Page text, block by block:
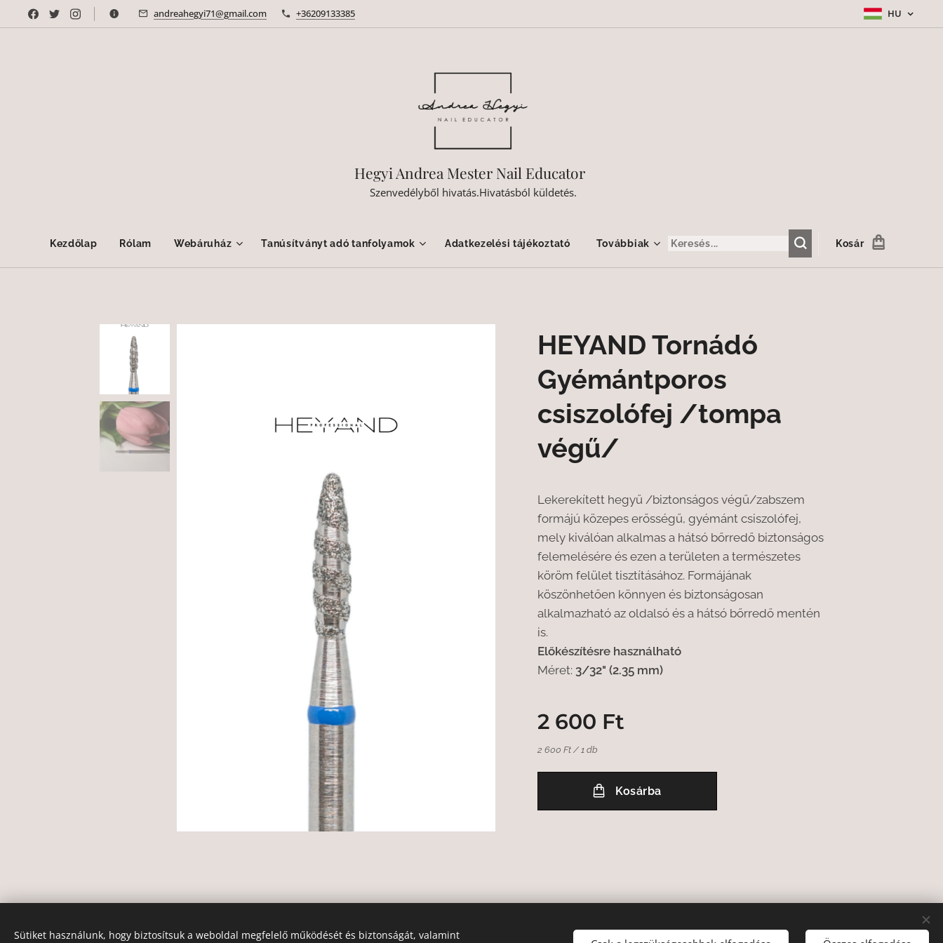
andreahegyi71@gmail.com +36209133385 HU
Hegyi Andrea Mester Nail Educator
Szenvedélyből hivatás.Hivatásból küldetés.
Kezdőlap Rólam Webáruház Tanúsítványt adó tanfolyamok Adatkezelési tájékoztató Továbbiak Kosár
HEYAND Tornádó
Gyémántporos
csiszolófej /tompa
végű/
Lekerekített hegyű /biztonságos végű/zabszem
formájú közepes erősségű, gyémánt csiszolófej,
mely kiválóan alkalmas a hátsó bőrredő biztonságos
felemelésére és ezen a területen a természetes
köröm felület tisztításához. Formájának
köszönhetően könnyen és biztonságosan
alkalmazható az oldalsó és a hátsó bőrredő mentén
is.
Előkészítésre használható
Méret: 3/32" (2.35 mm)
2 600 Ft
2 600 Ft / 1 db
Kosárba
© 2020Andrea Hegyi Master Educator.Minden jog fenntartva. Nyelvek
Sütiket használunk, hogy biztosítsuk a weboldal megfelelő működését és biztonságát, valamint